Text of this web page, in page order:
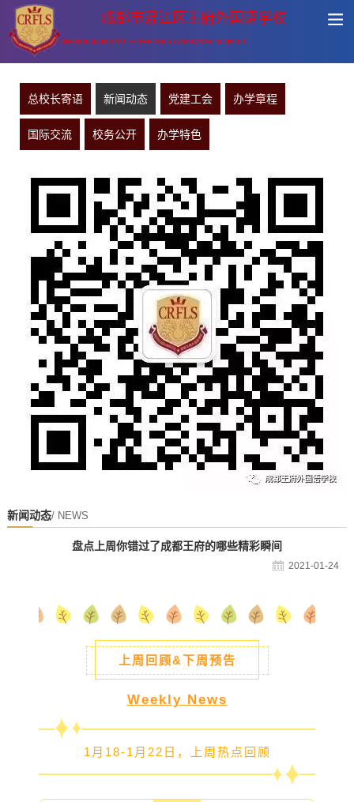
成都市温江区王府外国语学校
CHENGDU ROYAL FOREIGN LANGUAGE SCHOOL
总校长寄语 新闻动态 党建工会 办学章程
国际交流 校务公开 办学特色
新闻动态/ NEWS
盘点上周你错过了成都王府的哪些精彩瞬间
2021-01-24
上周回顾&下周预告
Weekly News
1月18-1月22日，上周热点回顾